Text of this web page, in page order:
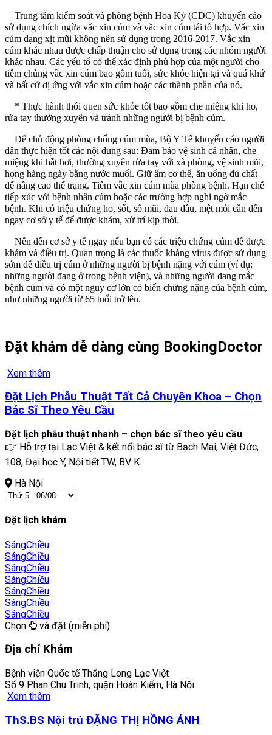
Trung tâm kiểm soát và phòng bệnh Hoa Kỳ (CDC) khuyến cáo
sử dụng chích ngừa vắc xin cúm và vắc xin cúm tái tổ hợp. Vắc xin
cúm dạng xịt mũi không nên sử dụng trong 2016-2017. Vắc xin
cúm khác nhau được chấp thuận cho sử dụng trong các nhóm người
khác nhau. Các yếu tố có thể xác định phù hợp của một người cho
tiêm chủng vắc xin cúm bao gồm tuổi, sức khỏe hiện tại và quá khứ
và bất cứ dị ứng với vắc xin cúm hoặc các thành phần của nó.
* Thực hành thói quen sức khỏe tốt bao gồm che miệng khi ho,
rửa tay thường xuyên và tránh những người bị bệnh cúm.
Để chủ động phòng chống cúm mùa, Bộ Y Tế khuyến cáo người
dân thực hiện tốt các nội dung sau: Đảm bảo vệ sinh cá nhân, che
miệng khi hắt hơi, thường xuyên rửa tay với xà phòng, vệ sinh mũi,
họng hàng ngày bằng nước muối. Giữ ấm cơ thể, ăn uống đủ chất
để nâng cao thể trạng. Tiêm vắc xin cúm mùa phòng bệnh. Hạn chế
tiếp xúc với bệnh nhân cúm hoặc các trường hợp nghi ngờ mắc
bệnh. Khi có triệu chứng ho, sốt, sổ mũi, đau đầu, mệt mỏi cần đến
ngay cơ sở y tế để được khám, xử trí kịp thời.
Nên đến cơ sở y tế ngay nếu bạn có các triệu chứng cúm để được
khám và điều trị. Quan trọng là các thuốc kháng virus được sử dụng
sớm để điều trị cúm ở những người bị bệnh nặng với cúm (ví dụ:
những người đang ở trong bệnh viện), và những người đang mắc
bệnh cúm và có một nguy cơ lớn có biến chứng nặng của bệnh cúm,
như những người từ 65 tuổi trở lên.
Đặt khám dễ dàng cùng BookingDoctor
Xem thêm
Đặt Lịch Phẫu Thuật Tất Cả Chuyên Khoa – Chọn
Bác Sĩ Theo Yêu Cầu
Đặt lịch phẫu thuật nhanh – chọn bác sĩ theo yêu cầu
👉 Hỗ trợ tại Lạc Việt & kết nối bác sĩ từ Bạch Mai, Việt Đức,
108, Đại học Y, Nội tiết TW, BV K
Hà Nội
Đặt lịch khám
SángChiều
SángChiều
SángChiều
SángChiều
SángChiều
SángChiều
SángChiều
Chọn
và đặt (miễn phí)
Địa chỉ Khám
Bệnh viện Quốc tế Thăng Long Lạc Việt
Số 9 Phan Chu Trinh, quận Hoàn Kiếm, Hà Nội
Xem thêm
ThS.BS Nội trú ĐẶNG THỊ HỒNG ÁNH